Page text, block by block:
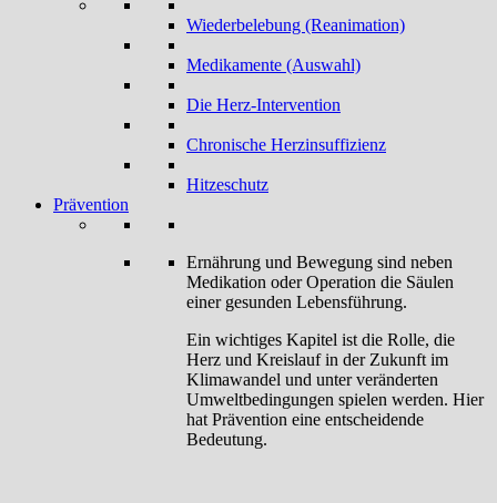
Wiederbelebung (Reanimation)
Medikamente (Auswahl)
Die Herz-Intervention
Chronische Herzinsuffizienz
Hitzeschutz
Prävention
Ernährung und Bewegung sind neben
Medikation oder Operation die Säulen
einer gesunden Lebensführung.
Ein wichtiges Kapitel ist die Rolle, die
Herz und Kreislauf in der Zukunft im
Klimawandel und unter veränderten
Umweltbedingungen spielen werden. Hier
hat Prävention eine entscheidende
Bedeutung.